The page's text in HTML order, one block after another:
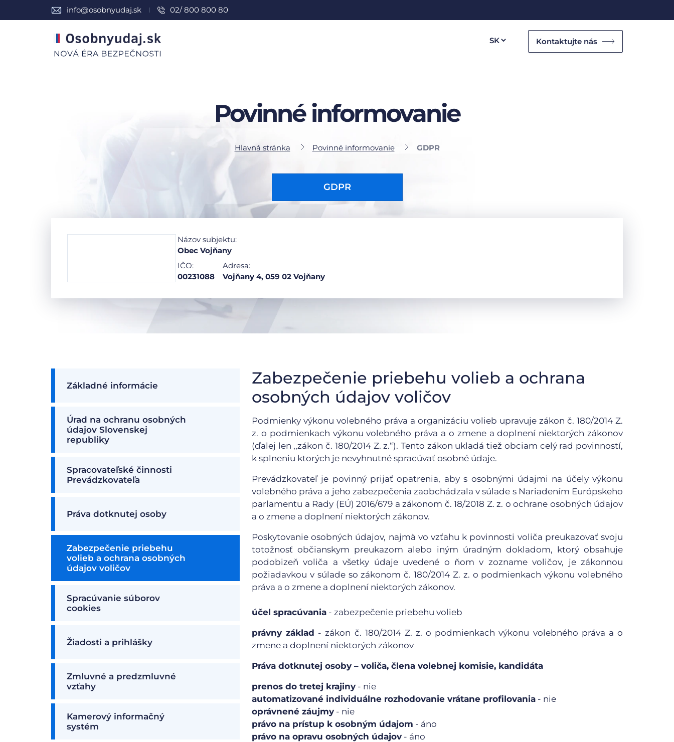
info@osobnyudaj.sk 02/ 800 800 80
Kontaktujte nás
Povinné informovanie
Hlavná stránka Povinné informovanie GDPR
GDPR
Názov subjektu:
Obec Vojňany
IČO:
00231088
Adresa:
Vojňany 4, 059 02 Vojňany
Základné informácie
Úrad na ochranu osobných
údajov Slovenskej
republiky
Spracovateľské činnosti
Prevádzkovateľa
Práva dotknutej osoby
Zabezpečenie priebehu
volieb a ochrana osobných
údajov voličov
Spracúvanie súborov
cookies
Žiadosti a prihlášky
Zmluvné a predzmluvné
vzťahy
Kamerový informačný
systém
Zabezpečenie priebehu volieb a ochrana
osobných údajov voličov
Podmienky výkonu volebného práva a organizáciu volieb upravuje zákon č. 180/2014 Z.
z. o podmienkach výkonu volebného práva a o zmene a doplnení niektorých zákonov
(ďalej len ,,zákon č. 180/2014 Z. z.“). Tento zákon ukladá tiež obciam celý rad povinností,
k splneniu ktorých je nevyhnutné spracúvať osobné údaje.
Prevádzkovateľ je povinný prijať opatrenia, aby s osobnými údajmi na účely výkonu
volebného práva a jeho zabezpečenia zaobchádzala v súlade s Nariadením Európskeho
parlamentu a Rady (EÚ) 2016/679 a zákonom č. 18/2018 Z. z. o ochrane osobných údajov
a o zmene a doplnení niektorých zákonov.
Poskytovanie osobných údajov, najmä vo vzťahu k povinnosti voliča preukazovať svoju
totožnosť občianskym preukazom alebo iným úradným dokladom, ktorý obsahuje
podobizeň voliča a všetky údaje uvedené o ňom v zozname voličov, je zákonnou
požiadavkou v súlade so zákonom č. 180/2014 Z. z. o podmienkach výkonu volebného
práva a o zmene a doplnení niektorých zákonov.
účel spracúvania - zabezpečenie priebehu volieb
právny základ - zákon č. 180/2014 Z. z. o podmienkach výkonu volebného práva a o
zmene a doplnení niektorých zákonov
Práva dotknutej osoby – voliča, člena volebnej komisie, kandidáta
prenos do tretej krajiny - nie
automatizované individuálne rozhodovanie vrátane profilovania - nie
oprávnené záujmy - nie
právo na prístup k osobným údajom - áno
právo na opravu osobných údajov - áno